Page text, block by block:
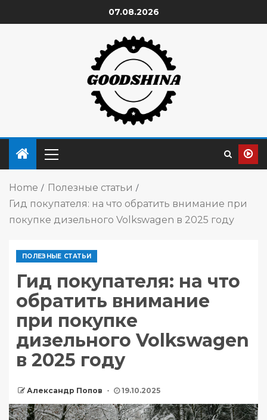
07.08.2026
Home
Полезные статьи
Гид покупателя: на что обратить внимание при
покупке дизельного Volkswagen в 2025 году
ПОЛЕЗНЫЕ СТАТЬИ
Гид покупателя: на что
обратить внимание
при покупке
дизельного Volkswagen
в 2025 году
Александр Попов 19.10.2025